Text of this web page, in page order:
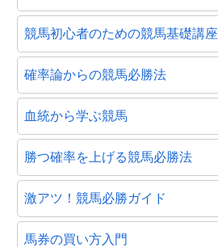
競馬初心者のための競馬基礎講座
確率論からの競馬必勝法
血統から学ぶ競馬
勝つ確率を上げる競馬必勝法
激アツ！競馬必勝ガイド
馬券の買い方入門